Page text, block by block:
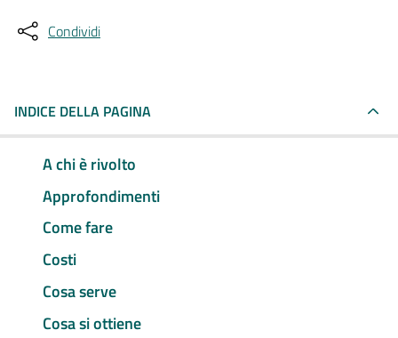
Condividi
INDICE DELLA PAGINA
A chi è rivolto
Approfondimenti
Come fare
Costi
Cosa serve
Cosa si ottiene